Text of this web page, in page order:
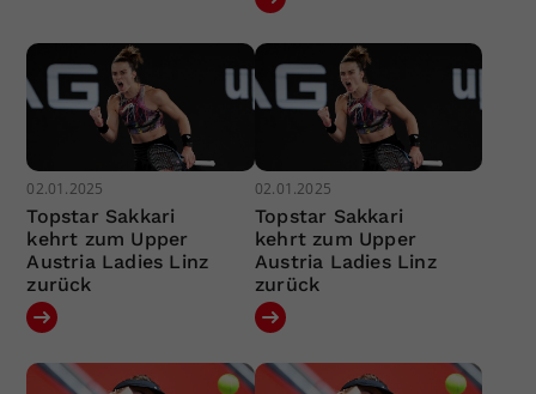
02.01.2025
Topstar Sakkari
kehrt zum Upper
Austria Ladies Linz
zurück
02.01.2025
Topstar Sakkari
kehrt zum Upper
Austria Ladies Linz
zurück